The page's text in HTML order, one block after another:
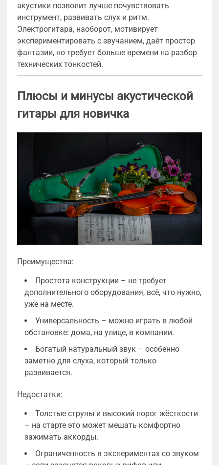
акустики позволит лучше почувствовать
инструмент, развивать слух и ритм.
Электрогитара, наоборот, мотивирует
экспериментировать с звучанием, даёт простор
фантазии, но требует больше времени на разбор
технических тонкостей.
Плюсы и минусы акустической
гитары для новичка
Преимущества:
Простота конструкции – не требует
дополнительного оборудования, всё, что нужно,
уже на месте.
Универсальность – можно играть в любой
обстановке: дома, на улице, в компании.
Богатый натуральный звук – особенно
заметно для слуха, который только
развивается.
Недостатки:
Толстые струны и высокий порог жёсткости
– на старте это может мешать комфортно
зажимать аккорды.
Ограниченность в экспериментах со звуком